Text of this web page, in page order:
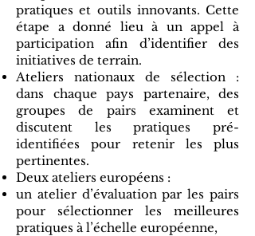
pratiques et outils innovants. Cette
étape a donné lieu à un appel à
participation afin d’identifier des
initiatives de terrain.
Ateliers nationaux de sélection :
dans chaque pays partenaire, des
groupes de pairs examinent et
discutent les pratiques pré-
identifiées pour retenir les plus
pertinentes.
Deux ateliers européens :
un atelier d’évaluation par les pairs
pour sélectionner les meilleures
pratiques à l’échelle européenne,